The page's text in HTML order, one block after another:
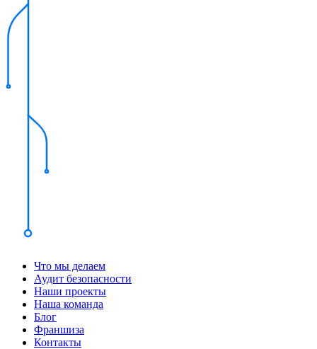
Что мы делаем
Аудит безопасности
Наши проекты
Наша команда
Блог
Франшиза
Контакты